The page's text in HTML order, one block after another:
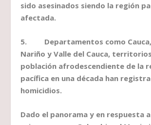
sido asesinados siendo la región
afectada.
5. Departamentos como Cauca,
Nariño y Valle del Cauca,
población afrodescendiente de la
pacífica en una década han
homicidios.
Dado el panorama y en respuesta